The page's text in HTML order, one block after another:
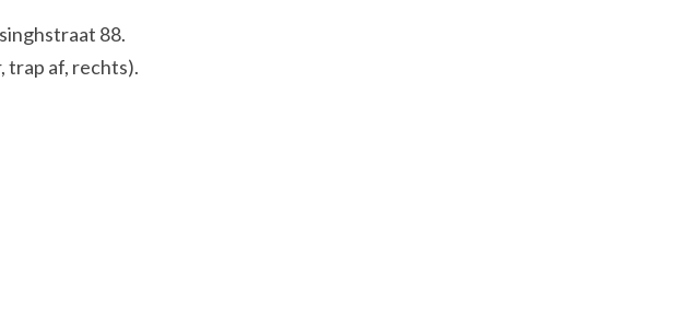
88.
trap af, rechts).